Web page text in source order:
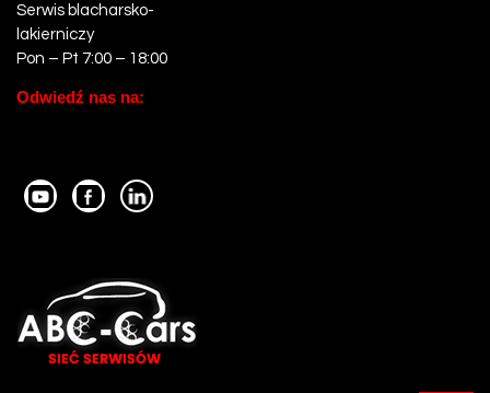
Serwis blacharsko-
lakierniczy
Pon – Pt 7:00 – 18:00
Odwiedź nas na: